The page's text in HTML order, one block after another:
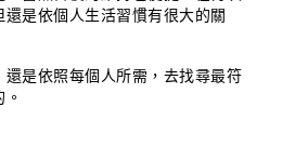
是依個人生活習慣有很大的關
是依照每個人所需，去找尋最符